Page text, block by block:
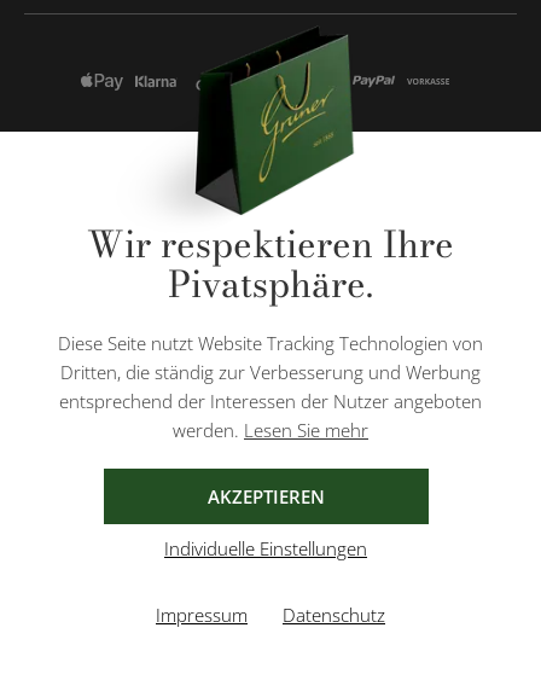
* Alle Preise inkl. gesetzl. Mehrwertsteuer zzgl.
Nachnahmegebühren, wenn nicht anders angegeben.
Diese Website ist durch reCAPTCHA geschützt und es gelten die
Wir respektieren Ihre
Pivatsphäre.
Diese Seite nutzt Website Tracking Technologien von
Dritten, die ständig zur Verbesserung und Werbung
entsprechend der Interessen der Nutzer angeboten
werden. Lesen Sie mehr
AKZEPTIEREN
Individuelle Einstellungen
Impressum Datenschutz